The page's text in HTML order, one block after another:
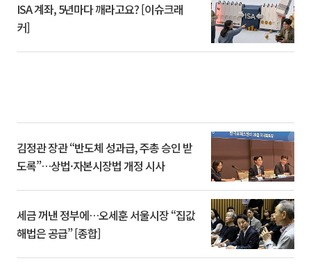
ISA 계좌, 5년마다 깨라고요? [이슈크래
커]
김정관 장관 “반도체 성과급, 주총 승인 받
도록”…상법·자본시장법 개정 시사
세금 꺼낸 정부에…오세훈 서울시장 “집값
해법은 공급” [종합]